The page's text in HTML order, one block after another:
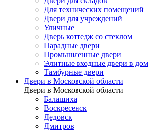
Для технических помещений
Двери для учреждений
Уличные
Дверь коттедж со стеклом
Парадные двери
Промышленные двери
Элитные входные двери в дом
Тамбурные двери
Двери в Московской области
Двери в Московской области
Балашиха
Воскресенск
Дедовск
Дмитров